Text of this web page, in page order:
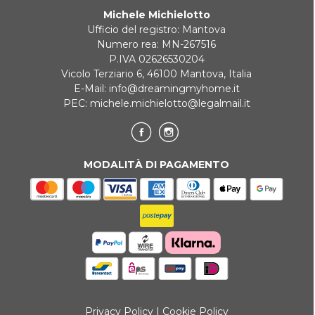
REINDIRIZZAMENTI BANCARIMichele Michielotto
Ufficio del registro: Mantova
Numero rea: MN-267516
P.IVA 02626530204
Vicolo Terziario 6, 46100 Mantova, Italia
E-Mail: info@dreamingmyhome.it
PEC: michele.michielotto@legalmail.it
MODALITÀ DI PAGAMENTO
Privacy Policy| Cookie Policy